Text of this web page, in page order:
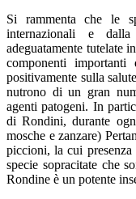
Si rammenta che le
internazionali e
adeguatamente tutelate
componenti
positivamente sulla
nutrono di un gran
agenti patogeni. In
di Rondini, durante
mosche e zanzare)
piccioni, la cui
specie sopracitate che
Rondine è un potente